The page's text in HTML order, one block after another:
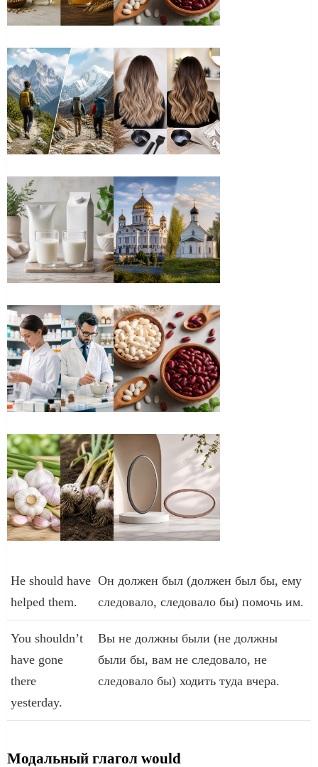
Не should have
helped them.
Он должен был (должен был бы, ему
следовало, следовало бы) помочь им.
You shouldn’t
have gone
there
yesterday.
Вы не должны были (не должны
были бы, вам не следовало, не
следовало бы) ходить туда вчера.
Модальный глагол would